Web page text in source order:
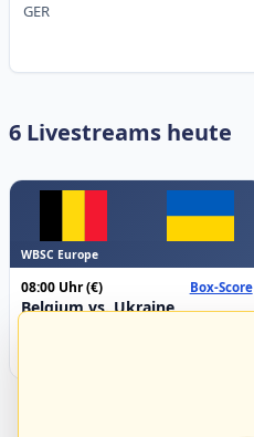
GER
6 Livestreams heute
WBSC Europe
08:00 Uhr(€) Box-Score
Belgium vs. Ukraine